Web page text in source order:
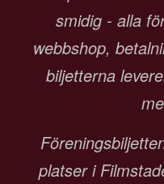
smidig - alla
webbshop,
biljetterna
platser i